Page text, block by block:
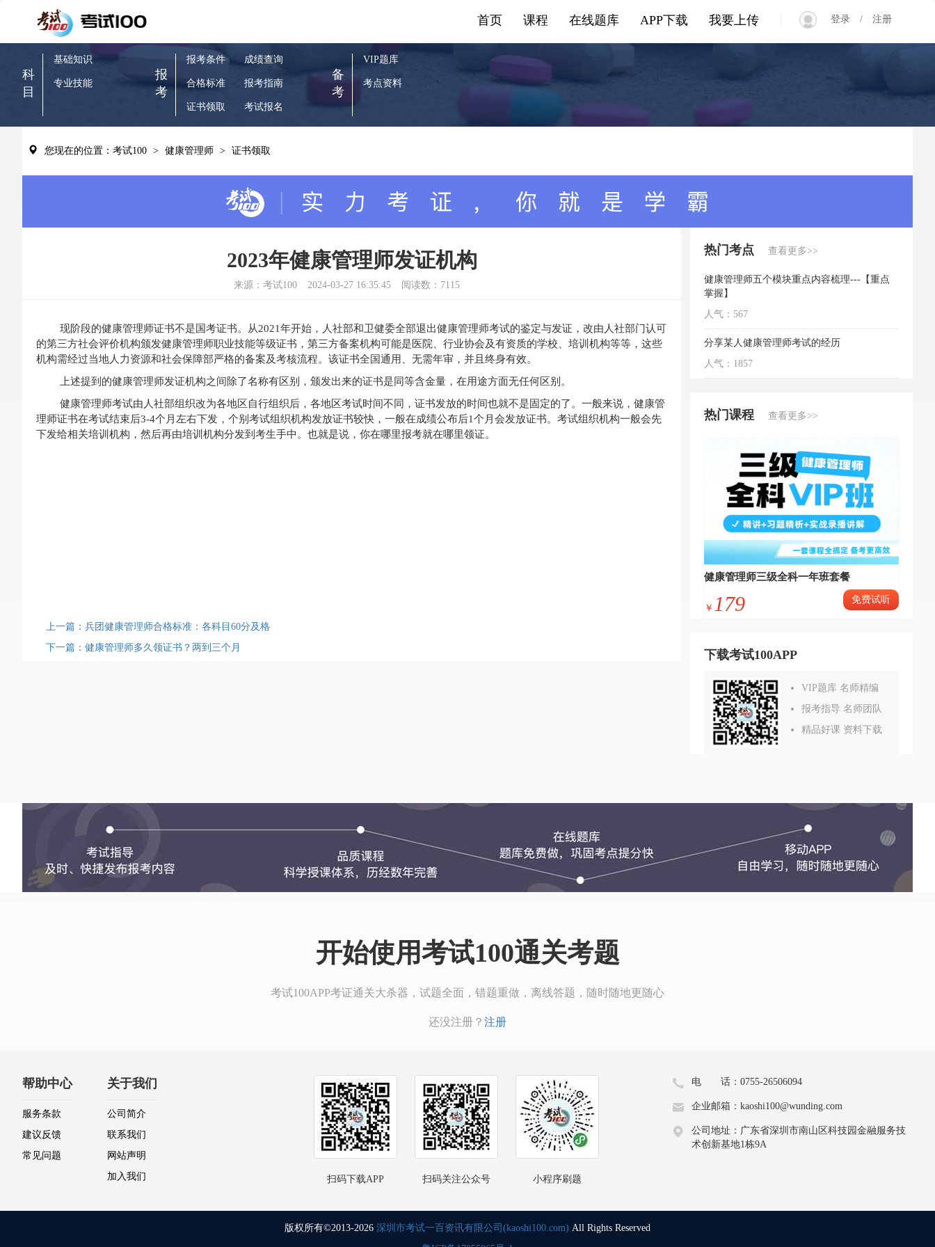
登录 / 注册
我要上传
APP下载
在线题库
课程
首页
科
目
基础知识
专业技能
报
考
报考条件
合格标准
证书领取
成绩查询
报考指南
考试报名
备
考
VIP题库
考点资料
您现在的位置：考试100 > 健康管理师 > 证书领取
2023年健康管理师发证机构
来源：考试100 2024-03-27 16:35:45 阅读数：7115
现阶段的健康管理师证书不是国考证书。从2021年开始，人社部和卫健委全部退出健康管理师考试的鉴定与发证，改由人社部门认可
的第三方社会评价机构颁发健康管理师职业技能等级证书，第三方备案机构可能是医院、行业协会及有资质的学校、培训机构等等，这些
机构需经过当地人力资源和社会保障部严格的备案及考核流程。该证书全国通用、无需年审，并且终身有效。
上述提到的健康管理师发证机构之间除了名称有区别，颁发出来的证书是同等含金量，在用途方面无任何区别。
健康管理师考试由人社部组织改为各地区自行组织后，各地区考试时间不同，证书发放的时间也就不是固定的了。一般来说，健康管
理师证书在考试结束后3-4个月左右下发，个别考试组织机构发放证书较快，一般在成绩公布后1个月会发放证书。考试组织机构一般会先
下发给相关培训机构，然后再由培训机构分发到考生手中。也就是说，你在哪里报考就在哪里领证。
上一篇：兵团健康管理师合格标准：各科目60分及格
下一篇：健康管理师多久领证书？两到三个月
热门考点 查看更多>>
健康管理师五个模块重点内容梳理---【重点
掌握】
人气：567
分享某人健康管理师考试的经历
人气：1857
热门课程 查看更多>>
健康管理师三级全科一年班套餐
￥ 179 免费试听
下载考试100APP
VIP题库 名师精编
报考指导 名师团队
精品好课 资料下载
开始使用考试100通关考题
考试100APP考证通关大杀器，试题全面，错题重做，离线答题，随时随地更随心
还没注册？ 注册
帮助中心
服务条款
建议反馈
常见问题
关于我们
公司简介
联系我们
网站声明
加入我们
扫码下载APP 扫码关注公众号 小程序刷题
电 话：0755-26506094
企业邮箱：kaoshi100@wunding.com
公司地址：广东省深圳市南山区科技园金融服务技
术创新基地1栋9A
版权所有©2013-2026 深圳市考试一百资讯有限公司(kaoshi100.com) All Rights Reserved